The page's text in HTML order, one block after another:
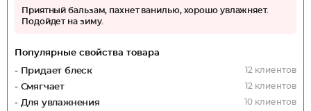
Приятный бальзам, пахнет ванилью, хорошо увлажняет.
Подойдет на зиму.
Популярные свойства товара
- Придает блеск
12 клиентов
- Смягчает 12 клиентов
- Для увлажнения 10 клиентов